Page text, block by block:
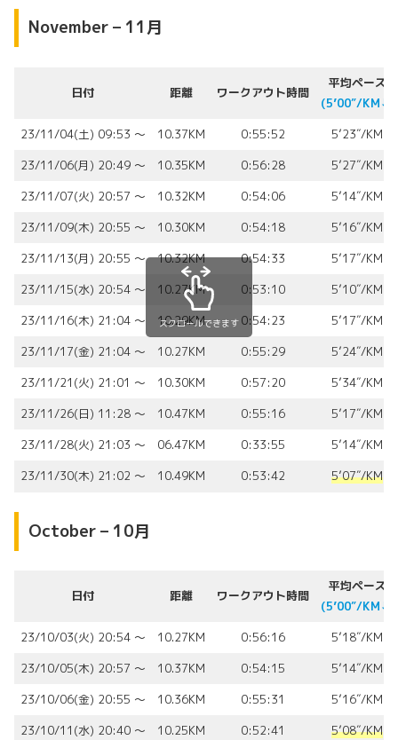
November – 11月
日付 距離 ワークアウト時間
平均ペース
(5’00″/KM⬇︎)
23/11/04(土) 09:53 〜
10.37KM 0:55:52
5’23″/KM
23/11/06(月) 20:49 〜
10.35KM 0:56:28
5’27″/KM
23/11/07(火) 20:57 〜
10.32KM 0:54:06
5’14″/KM
23/11/09(木) 20:55 〜
10.30KM 0:54:18
5’16″/KM
23/11/13(月) 20:55 〜
10.32KM 0:54:33
5’17″/KM
23/11/15(水) 20:54 〜
10.27KM 0:53:10
5’10″/KM
23/11/16(木) 21:04 〜
10.29KM 0:54:23
5’17″/KM
23/11/17(金) 21:04 〜
10.27KM 0:55:29
5’24″/KM
23/11/21(火) 21:01 〜
10.30KM 0:57:20
5’34″/KM
23/11/26(日) 11:28 〜
10.47KM 0:55:16
5’17″/KM
23/11/28(火) 21:03 〜
06.47KM 0:33:55
5’14″/KM
23/11/30(木) 21:02 〜
10.49KM 0:53:42 5’07″/KM
スクロールできます
October – 10月
日付 距離 ワークアウト時間
平均ペース
(5’00″/KM⬇︎)
23/10/03(火) 20:54 〜
10.27KM 0:56:16
5’18″/KM
23/10/05(木) 20:57 〜
10.37KM 0:54:15
5’14″/KM
23/10/06(金) 20:55 〜
10.36KM 0:55:31
5’16″/KM
23/10/11(水) 20:40 〜
10.25KM 0:52:41
5’08″/KM